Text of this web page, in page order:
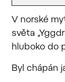
V norské
světa
hluboko do
Byl chápán